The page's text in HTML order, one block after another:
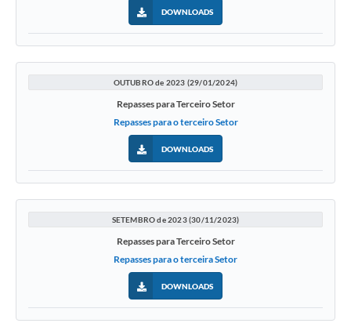
DOWNLOADS
OUTUBRO de 2023 (29/01/2024)
Repasses para Terceiro Setor
Repasses para o terceiro Setor
DOWNLOADS
SETEMBRO de 2023 (30/11/2023)
Repasses para Terceiro Setor
Repasses para o terceira Setor
DOWNLOADS